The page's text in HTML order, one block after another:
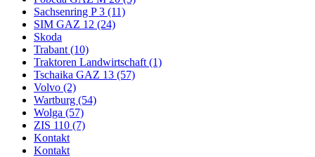
Sachsenring P 3 (11)
SIM GAZ 12 (24)
Skoda
Trabant (10)
Traktoren Landwirtschaft (1)
Tschaika GAZ 13 (57)
Volvo (2)
Wartburg (54)
Wolga (57)
ZIS 110 (7)
Kontakt
Kontakt